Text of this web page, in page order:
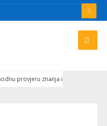
provjeru znanja i